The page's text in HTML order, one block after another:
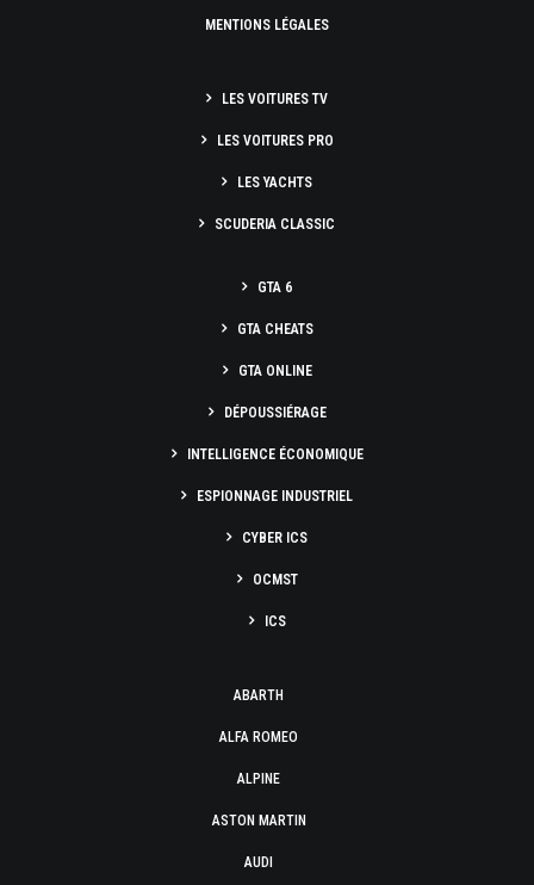
MENTIONS LÉGALES
LES VOITURES TV
LES VOITURES PRO
LES YACHTS
SCUDERIA CLASSIC
GTA 6
GTA CHEATS
GTA ONLINE
DÉPOUSSIÉRAGE
INTELLIGENCE ÉCONOMIQUE
ESPIONNAGE INDUSTRIEL
CYBER ICS
OCMST
ICS
ABARTH
ALFA ROMEO
ALPINE
ASTON MARTIN
AUDI